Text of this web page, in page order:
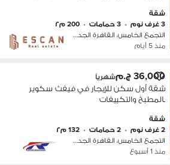
شقة
3 غرف نوم
• 3 حمامات • 200 م٢
التجمع الخامس، القاهرة الجديدة
منذ 5 أيام
36,000 ج.م شهرياً
شقة أول سكن للإيجار في فيفث سكوير
بالمطبخ والتكييفات
شقة
2 غرف نوم
• 2 حمامات • 132 م٢
التجمع الخامس، القاهرة الجديدة
منذ 1 أسبوع